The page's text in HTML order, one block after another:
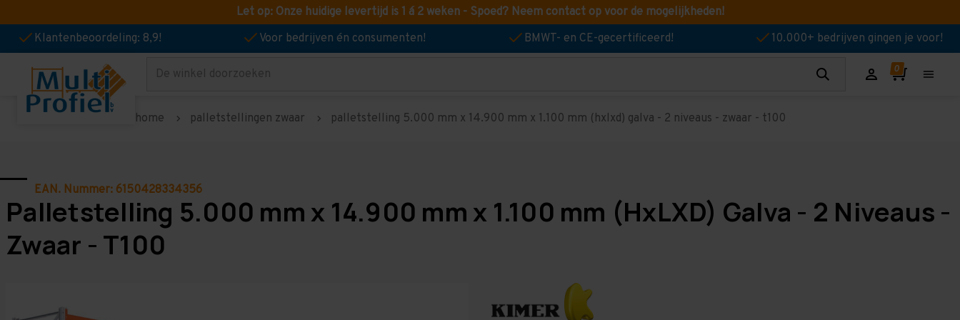
Let op: Onze huidige levertijd is 1 á 2 weken - Spoed? Neem contact op voor de mogelijkheden!
Klantenbeoordeling: 8,9!
Voor bedrijven én consumenten! BMWT- en CE-gecertificeerd! 10.000+ bedrijven gingen je voor!
Zoeken
home palletstellingen zwaar palletstelling 5.000 mm x 14.900 mm x 1.100 mm (hxlxd) galva - 2 niveaus - zwaar - t100
EAN. Nummer: 6150428334356
Palletstelling 5.000 mm x 14.900 mm x 1.100 mm (HxLXD) Galva - 2 Niveaus -
Zwaar - T100